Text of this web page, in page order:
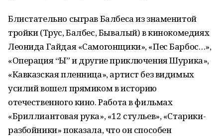
Блистательно сыграв Балбеса из знаменитой
тройки (Трус, Балбес, Бывалый) в кинокомедиях
Леонида Гайдая «Самогонщики», «Пес Барбос…»,
«Операция “Ы” и другие приключения Шурика»,
«Кавказская пленница», артист без видимых
усилий вошел прямиком в историю
отечественного кино. Работа в фильмах
«Бриллиантовая рука», «12 стульев», «Старики-
разбойники» показала, что он способен